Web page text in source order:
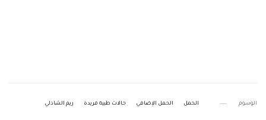
الوسوم الحمل الحمل الإضافي حالات طبية فريدة ريم الشاذلي